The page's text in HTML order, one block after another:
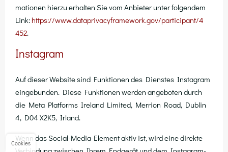
ma­tio­nen hier­zu erhal­ten Sie vom Anbie­ter unter fol­gen­dem
Link: https://​www​.data​pri​va​cy​frame​work​.gov/​p​a​r​t​i​c​i​p​a​n​t​/​4​
452.
Instagram
Auf die­ser Web­site sind Funk­tio­nen des Diens­tes Insta­gram
ein­ge­bun­den. Die­se Funk­tio­nen wer­den ange­bo­ten durch
die Meta Plat­forms Ire­land Limi­t­ed, Mer­ri­on Road, Dub­lin
4, D04 X2K5, Irland.
Wenn das Social-Media-Ele­ment aktiv ist, wird eine direk­te
Cookies